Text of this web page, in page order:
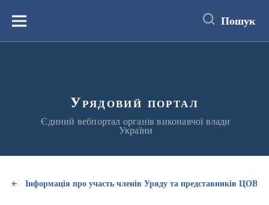
вмістуМеню Пошук
Урядовий портал
Єдиний вебпортал органів виконавчої влади
України
Інформація про участь членів Уряду та представників ЦОВВ